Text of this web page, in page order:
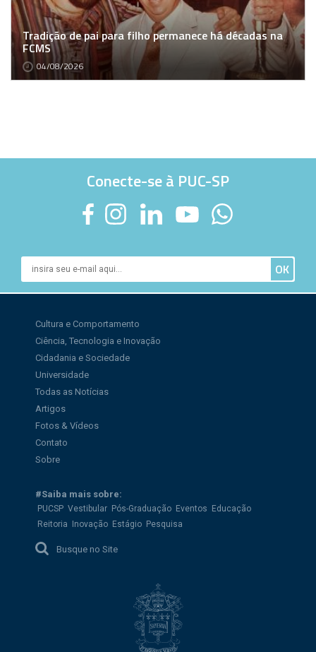
Tradição de pai para filho permanece há décadas na
FCMS
04/08/2026
Conecte-se à PUC-SP
Cultura e Comportamento
Ciência, Tecnologia e Inovação
Cidadania e Sociedade
Universidade
Todas as Notícias
Artigos
Fotos & Vídeos
Contato
Sobre
#Saiba mais sobre:
PUCSP Vestibular Pós-Graduação Eventos
Educação
Reitoria
Inovação Estágio Pesquisa
Busque no Site